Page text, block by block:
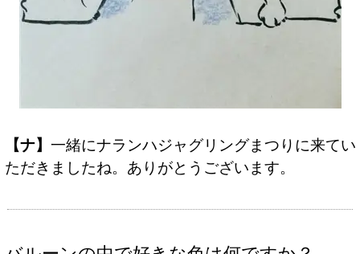
【ナ】 一緒にナランハジャグリングまつりに来てい
ただきましたね。ありがとうございます。